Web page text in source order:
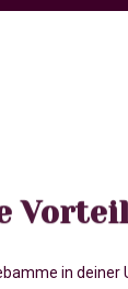
in deiner